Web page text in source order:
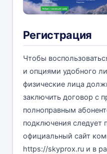
Регистрация
Чтобы
и опциями удобного
физические лица
заключить договор с
полноправным
подключения следует
официальный сайт
https://skyprox.ru и в